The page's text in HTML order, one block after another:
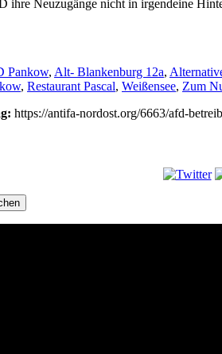
Neuzugänge nicht in irgendeine
Pankow, Alt- Blankenburg 12a,
, Restaurant Pascal, Weißensee, Zum
https://antifa-nordost.org/6663/afd-